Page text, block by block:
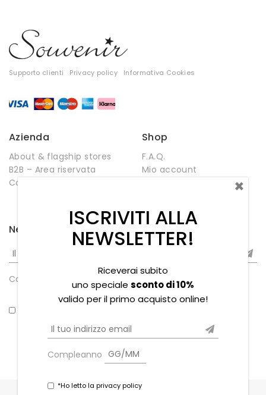
Tute
Tutti
Gift Card
Supporto clienti Privacy policy Informativa Cookies
Azienda
About & flagship stores
B2B – Area riservata
Contatti
Shop
F.A.Q.
Mio account
Newsletter
Compleanno
ISCRIVITI ALLA
NEWSLETTER!
Riceverai subito
uno speciale sconto di 10%
valido per il primo acquisto online!
Compleanno
*Ho letto la privacy policy
×